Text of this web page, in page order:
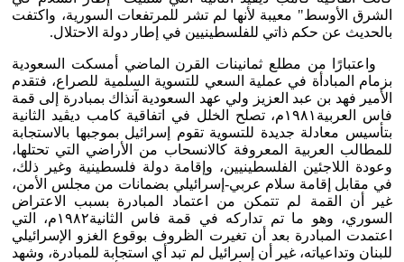
الشرق الأوسط" معيبة لأنها لم تشر للمرتفعات السورية، واكتفت
بالحديث عن حكم ذاتي للفلسطينيين في إطار دولة الاحتلال.
واعتبارًا من مطلع ثمانينات القرن الماضي أمسكت السعودية
بزمام المبادأة في عملية السعي للتسوية السلمية للصراع، فتقدم
الأمير فهد بن عبد العزيز ولي عهد السعودية آنذاك بمبادرة إلى قمة
فاس العربية١٩٨١م، تصلح الخلل في اتفاقية كامب ديڤيد الثانية
بتأسيس معادلة جديدة للتسوية تقوم إسرائيل بموجبها بالاستجابة
للمطالب العربية المعروفة كالانسحاب من الأراضي التي تحتلها،
وعودة اللاجئين الفلسطينيين، وإقامة دولة فلسطينية وغير ذلك،
في مقابل إقامة سلام عربي-إسرائيلي بضمانات من مجلس الأمن،
غير أن القمة لم تتمكن من اعتماد المبادرة بسبب الاعتراض
السوري، وهو ما تم تداركه في قمة فاس الثانية١٩٨٢م، التي
اعتمدت المبادرة بعد أن تغيرت الظروف بوقوع الغزو الإسرائيلي
للبنان وتداعياته، غير أن إسرائيل لم تبد أي استجابة للمبادرة، وشهد